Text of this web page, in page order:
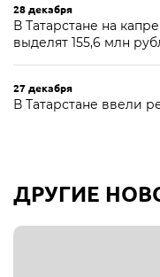
28 декабря
В Татарстане на
выделят 155,6 млн
27 декабря
В Татарстане ввели
ДРУГИЕ